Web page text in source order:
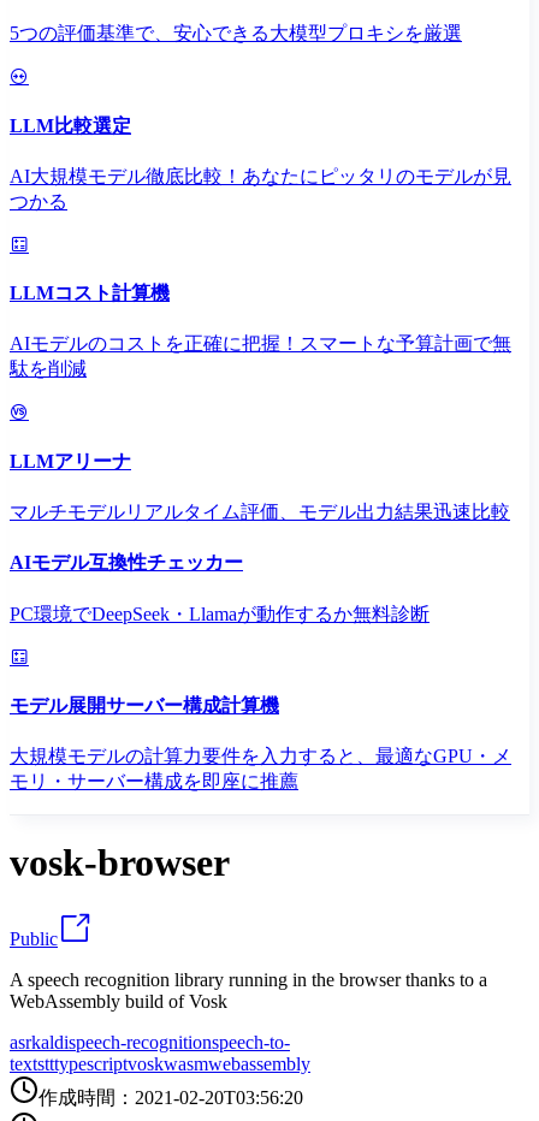
5つの評価基準で、安心できる大模型プロキシを厳選
LLM比較選定
AI大規模モデル徹底比較！あなたにピッタリのモデルが見
つかる
LLMコスト計算機
AIモデルのコストを正確に把握！スマートな予算計画で無
駄を削減
LLMアリーナ
マルチモデルリアルタイム評価、モデル出力結果迅速比較
AIモデル互換性チェッカー
PC環境でDeepSeek・Llamaが動作するか無料診断
モデル展開サーバー構成計算機
大規模モデルの計算力要件を入力すると、最適なGPU・メ
モリ・サーバー構成を即座に推薦
vosk-browser
Public
A speech recognition library running in the browser thanks to a
WebAssembly build of Vosk
asrkaldispeech-recognitionspeech-to-
textstttypescriptvoskwasmwebassembly
作成時間 ： 2021-02-20T03:56:20